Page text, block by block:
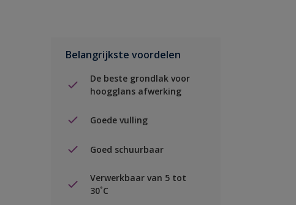
Belangrijkste voordelen
De beste grondlak voor
hoogglans afwerking
Goede vulling
Goed schuurbaar
Verwerkbaar van 5 tot
30˚C